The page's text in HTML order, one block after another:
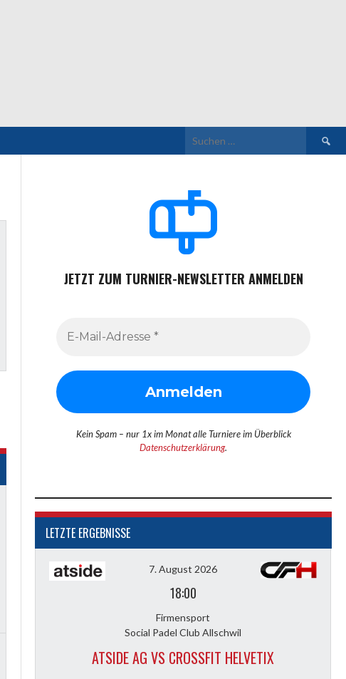
Suchen
nach:
JETZT ZUM TURNIER-NEWSLETTER ANMELDEN
Kein Spam – nur 1x im Monat alle Turniere im Überblick
Datenschutzerklärung.
LETZTE ERGEBNISSE
7. August 2026
18:00
Firmensport
Social Padel Club Allschwil
ATSIDE AG VS CROSSFIT HELVETIX